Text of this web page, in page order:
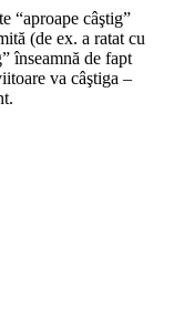
“aproape câştig”
(de ex. a ratat cu
înseamnă de fapt
va câştiga –